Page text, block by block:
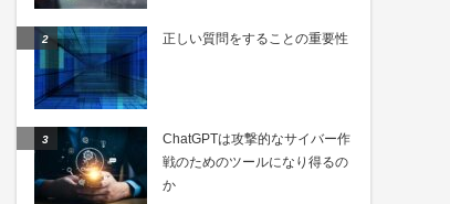
正しい質問をすることの重要性
ChatGPTは攻撃的なサイバー作
戦のためのツールになり得るの
か